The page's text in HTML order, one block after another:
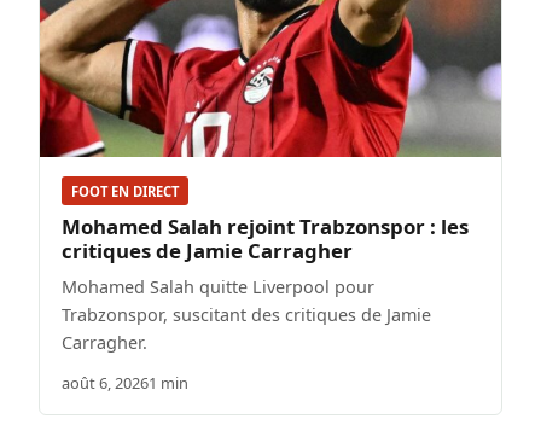
FOOT EN DIRECT
Mohamed Salah rejoint Trabzonspor : les
critiques de Jamie Carragher
Mohamed Salah quitte Liverpool pour
Trabzonspor, suscitant des critiques de Jamie
Carragher.
août 6, 20261 min